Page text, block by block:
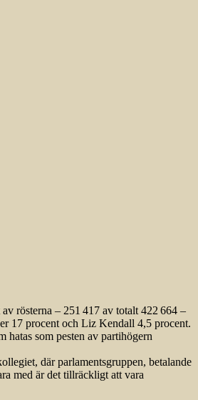
rösterna – 251 417 av totalt 422 664 –
17 procent och Liz Kendall 4,5 procent.
hatas som pesten av partihögern
där parlamentsgruppen, betalande
med är det tillräckligt att vara